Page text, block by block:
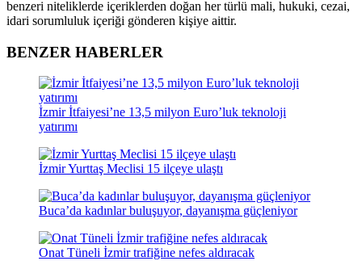
benzeri niteliklerde içeriklerden doğan her türlü mali, hukuki, cezai,
idari sorumluluk içeriği gönderen kişiye aittir.
BENZER HABERLER
İzmir İtfaiyesi’ne 13,5 milyon Euro’luk teknoloji
yatırımı
İzmir Yurttaş Meclisi 15 ilçeye ulaştı
Buca’da kadınlar buluşuyor, dayanışma güçleniyor
Onat Tüneli İzmir trafiğine nefes aldıracak